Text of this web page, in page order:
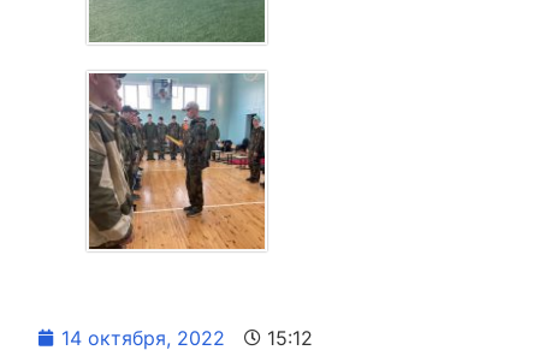
14 октября, 2022 15:12